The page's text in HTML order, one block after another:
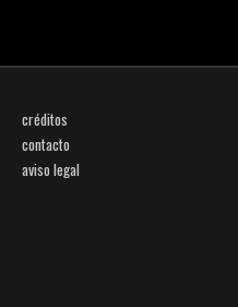
créditos
contacto
aviso legal